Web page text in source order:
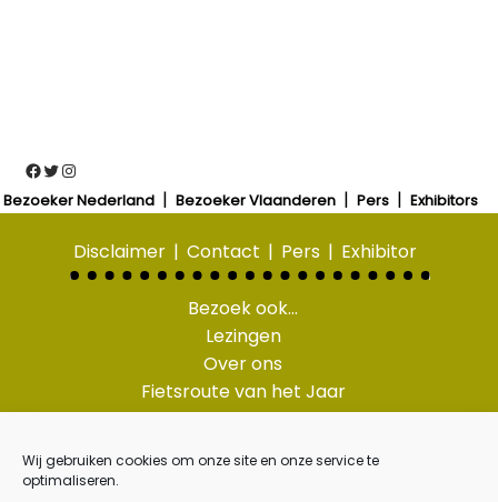
Wij gebruiken cookies om onze site en onze service te
optimaliseren.
Facebook
Twitter
Instagram
Bezoeker Nederland Bezoeker Vlaanderen Pers Exhibitors
Disclaimer Contact Pers Exhibitor
Bezoek ook…
Lezingen
Over ons
Fietsroute van het Jaar
Wandelroute van het